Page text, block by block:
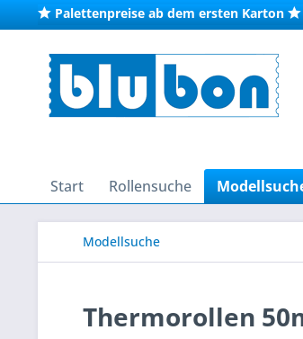
Palettenpreise ab dem ersten Karton
Start Rollensuche
Modellsuche
Thermorollen